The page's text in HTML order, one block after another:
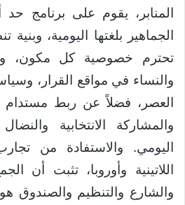
المنابر، يقوم على برنامج
الجماهير بلغتها اليومية، وبنية
تحترم خصوصية كل مكون،
والنساء في مواقع القرار،
العصر، فضلاً عن ربط مستدام
والمشاركة الانتخابية
اليومي. والاستفادة من
اللاتينية وأوروبا، تثبت أن
والشارع والتنظيم والصندوق